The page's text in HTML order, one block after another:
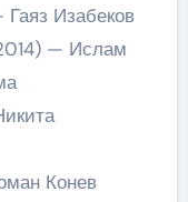
Изабеков
— Ислам
Конев